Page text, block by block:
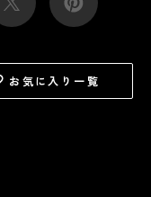
お気に入り一覧